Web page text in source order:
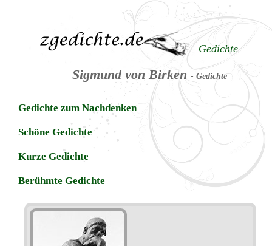
Gedichte
Sigmund von Birken- Gedichte
Gedichte zum Nachdenken
Schöne Gedichte
Kurze Gedichte
Berühmte Gedichte